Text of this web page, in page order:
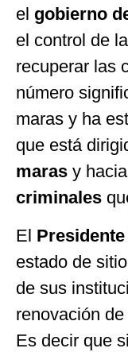
el gobierno
el control de
recuperar las
número
maras y ha
que está
maras y
criminales
El Presidente
estado de
de sus
renovación
Es decir que